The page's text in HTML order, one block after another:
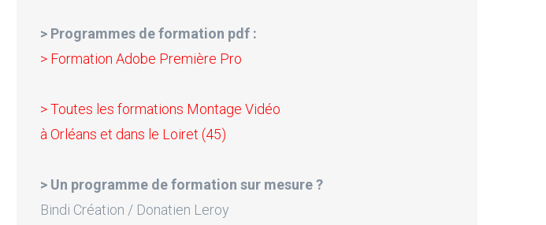
> Programmes de formation pdf :
> Formation Adobe Première Pro
> Toutes les formations Montage Vidéo
à Orléans et dans le Loiret (45)
> Un programme de formation sur mesure ?
Bindi Création / Donatien Leroy